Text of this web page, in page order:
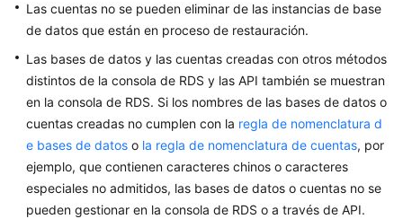
Sugerencias
sobre
el
uso
MySQL
Conexión
Las cuentas no se pueden eliminar de las instancias de base
de datos que están en proceso de restauración.
Las bases de datos y las cuentas creadas con otros métodos
distintos de la consola de RDS y las API también se muestran
en la consola de RDS. Si los nombres de las bases de datos o
cuentas creadas no cumplen con la regla de nomenclatura d
e bases de datos o la regla de nomenclatura de cuentas, por
ejemplo, que contienen caracteres chinos o caracteres
especiales no admitidos, las bases de datos o cuentas no se
pueden gestionar en la consola de RDS o a través de API.